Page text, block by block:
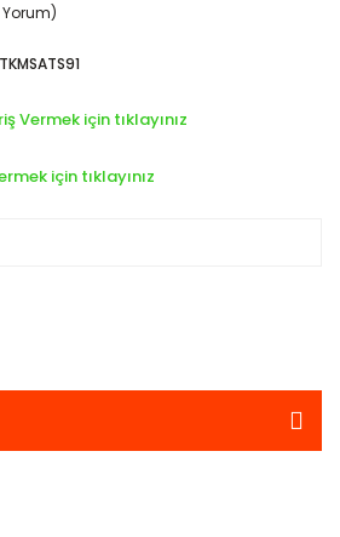
Vermek için tıklayınız
için tıklayınız